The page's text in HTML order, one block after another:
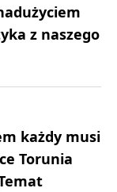
z naszego
każdy musi
Torunia